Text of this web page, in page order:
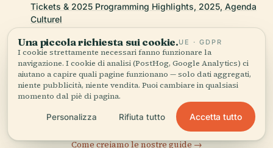
Tickets & 2025 Programming Highlights, 2025, Agenda
Culturel
Visitor Information, Accessibility, and Surrounding Area,
2024, Montpellier Tourisme
ULTIMA REVISIONE: APRIL 2026
Ricercato da Wikidata, Wikipedia e fonti ufficiali · verificato ·
Come creiamo le nostre guide →
Una piccola richiesta sui cookie.UE · GDPR
I cookie strettamente necessari fanno funzionare la
navigazione. I cookie di analisi (PostHog, Google Analytics) ci
aiutano a capire quali pagine funzionano — solo dati aggregati,
niente pubblicità, niente vendita. Puoi cambiare in qualsiasi
momento dal piè di pagina.
Personalizza Rifiuta tutto Accetta tutto